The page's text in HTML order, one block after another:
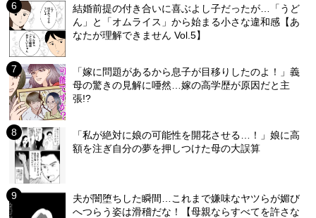
結婚前提の付き合いに喜ぶよし子だったが…「うど
ん」と「オムライス」から始まる小さな違和感【あ
なたが理解できません Vol.5】
「嫁に問題があるから息子が目移りしたのよ！」義
母の驚きの見解に唖然…嫁の高学歴が原因だと主
張!?
「私が絶対に娘の可能性を開花させる…！」娘に高
額を注ぎ自分の夢を押しつけた母の大誤算
夫が闇堕ちした瞬間…これまで嫌味なヤツらが媚び
へつらう姿は滑稽だな！【母親ならすべてを許さな